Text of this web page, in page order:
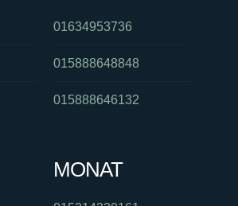
01634953736
015888648848
015888646132
MONAT